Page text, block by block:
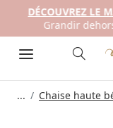
DÉCOUVREZ LE
Grandir
... Chaise haute